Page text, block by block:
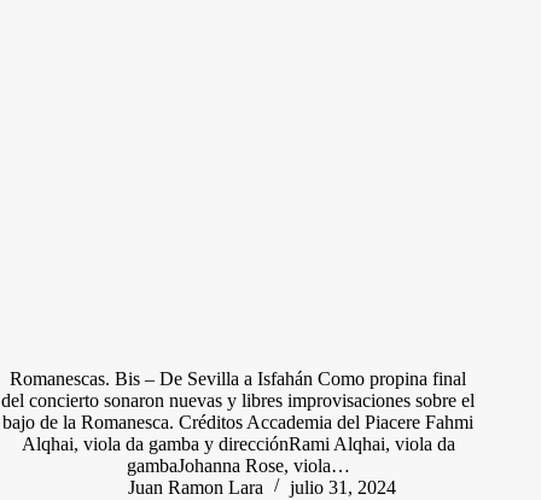
Romanescas. Bis – De Sevilla a Isfahán Como propina final
del concierto sonaron nuevas y libres improvisaciones sobre el
bajo de la Romanesca. Créditos Accademia del Piacere Fahmi
Alqhai, viola da gamba y direcciónRami Alqhai, viola da
gambaJohanna Rose, viola…
Juan Ramon Lara
julio 31, 2024